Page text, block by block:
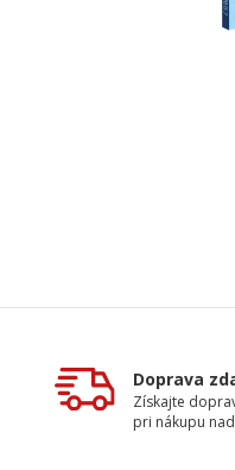
Doprava
Získajte
pri nákupu